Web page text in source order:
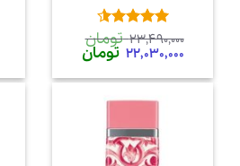
امتیاز4.5
از 5
23,490,000 تومان
قیمت
اصلی
23,490,000 تومان
بود.
22,030,000 تومان
22,030,000
است.